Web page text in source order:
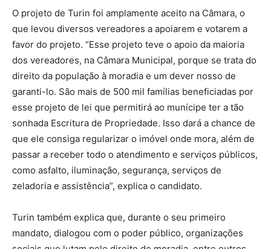
O projeto de Turin foi amplamente aceito na Câmara, o
que levou diversos vereadores a apoiarem e votarem a
favor do projeto. “Esse projeto teve o apoio da maioria
dos vereadores, na Câmara Municipal, porque se trata do
direito da população à moradia e um dever nosso de
garanti-lo. São mais de 500 mil famílias beneficiadas por
esse projeto de lei que permitirá ao munícipe ter a tão
sonhada Escritura de Propriedade. Isso dará a chance de
que ele consiga regularizar o imóvel onde mora, além de
passar a receber todo o atendimento e serviços públicos,
como asfalto, iluminação, segurança, serviços de
zeladoria e assistência”, explica o candidato.
Turin também explica que, durante o seu primeiro
mandato, dialogou com o poder público, organizações